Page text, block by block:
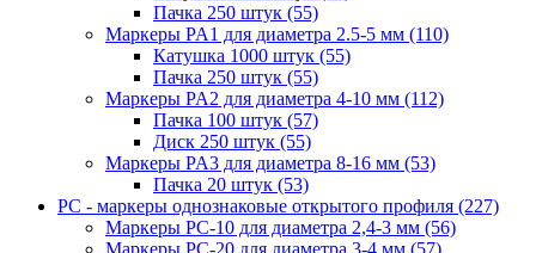
Пачка 250 штук (55)
Маркеры PA1 для диаметра 2.5-5 мм (110)
Катушка 1000 штук (55)
Пачка 250 штук (55)
Маркеры PA2 для диаметра 4-10 мм (112)
Пачка 100 штук (57)
Диск 250 штук (55)
Маркеры PA3 для диаметра 8-16 мм (53)
Пачка 20 штук (53)
PC - маркеры однознаковые открытого профиля (227)
Маркеры PC-10 для диаметра 2,4-3 мм (56)
Маркеры PC-20 для диаметра 3-4 мм (57)